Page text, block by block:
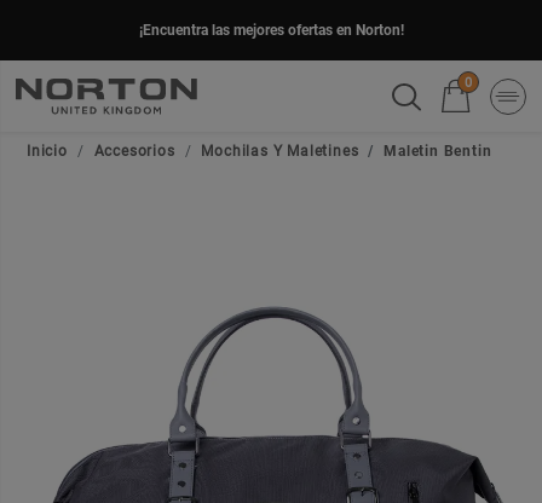
¡Encuentra las mejores ofertas en Norton!
0
Inicio Accesorios Mochilas Y Maletines Maletin Bentin